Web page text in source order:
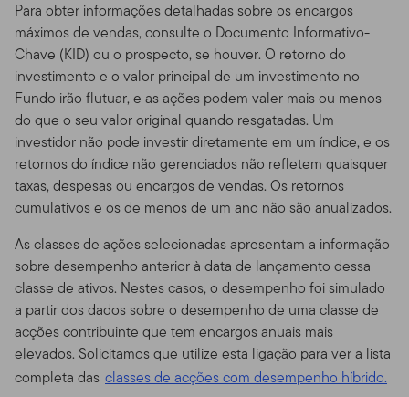
Para obter informações detalhadas sobre os encargos
máximos de vendas, consulte o Documento Informativo-
Chave (KID) ou o prospecto, se houver. O retorno do
investimento e o valor principal de um investimento no
Fundo irão flutuar, e as ações podem valer mais ou menos
do que o seu valor original quando resgatadas. Um
investidor não pode investir diretamente em um índice, e os
retornos do índice não gerenciados não refletem quaisquer
taxas, despesas ou encargos de vendas. Os retornos
cumulativos e os de menos de um ano não são anualizados.
As classes de ações selecionadas apresentam a informação
sobre desempenho anterior à data de lançamento dessa
classe de ativos. Nestes casos, o desempenho foi simulado
a partir dos dados sobre o desempenho de uma classe de
acções contribuinte que tem encargos anuais mais
elevados. Solicitamos que utilize esta ligação para ver a lista
completa das classes de acções com desempenho híbrido.
Disponibilidade de Prospectos.Para mais informações
sobre qualquer um dos fundos oferecidos, por favor
contate seu representante designado (consultor
financeiro) e obtenha um prospecto, ou faça o
download de um prospecto, que contém informações
importantes sobre os objetivos de cada fundo de
investimento, taxas de venda, despesas e
considerações sobre risco. Você deve ler os prospectos
com cuidado antes de investir ou enviar dinheiro.
o valor principal dos fundos vai flutuar com as
condições de mercado, e você pode ter um ganho ou
perda quando você vender suas cotas. O valor das
cotas dos Fundos e a renda acumulada nas cotas, se
existir, pode subir ou cair.Performance anterior não
garante resultados futuros.Fundos e outros produtos
de investimento não são depósitos ou obrigações